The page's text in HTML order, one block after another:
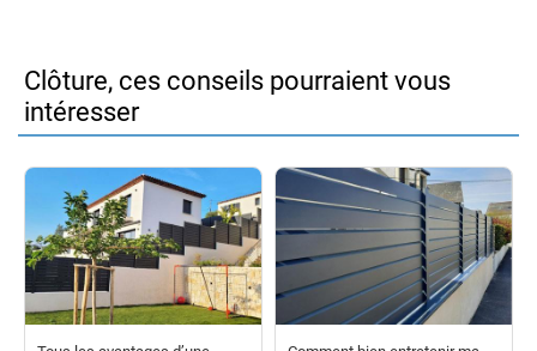
Clôture, ces conseils pourraient vous
intéresser